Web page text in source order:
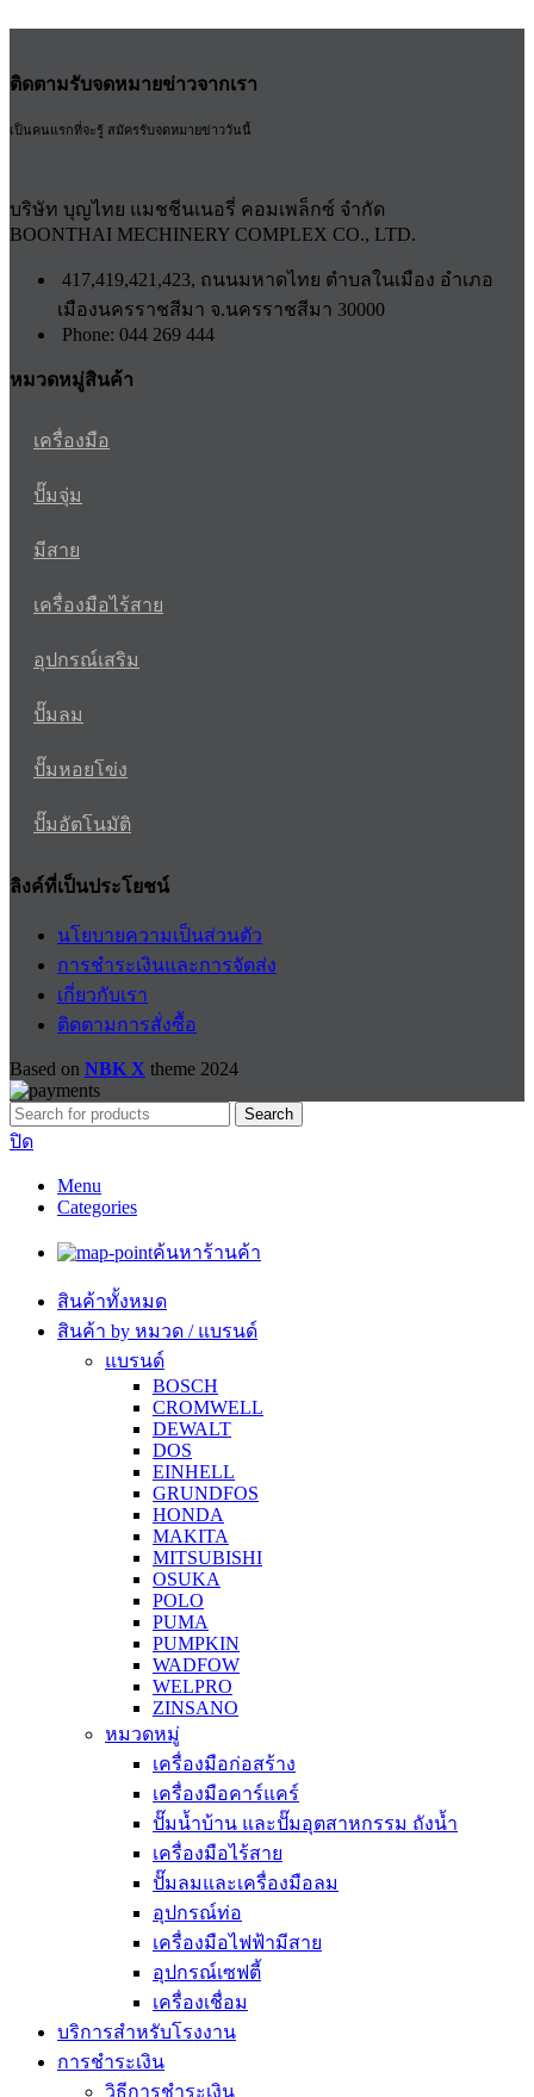
ติดตามรับจดหมายข่าวจากเรา
เป็นคนแรกที่จะรู้ สมัครรับจดหมายข่าววันนี้
บริษัท บุญไทย แมชชีนเนอรี่ คอมเพล็กซ์ จำกัด
BOONTHAI MECHINERY COMPLEX CO., LTD.
417,419,421,423, ถนนมหาดไทย ตำบลในเมือง อำเภอ
เมืองนครราชสีมา จ.นครราชสีมา 30000
Phone: 044 269 444
หมวดหมู่สินค้า
เครื่องมือ
ปั๊มจุ่ม
มีสาย
เครื่องมือไร้สาย
อุปกรณ์เสริม
ปั๊มลม
ปั๊มหอยโข่ง
ปั๊มอัตโนมัติ
ลิงค์ที่เป็นประโยชน์
นโยบายความเป็นส่วนตัว
การชำระเงินและการจัดส่ง
เกี่ยวกับเรา
ติดตามการสั่งซื้อ
Based on NBK X theme 2024
Search
ปิด
Menu
Categories
ค้นหาร้านค้า
สินค้าทั้งหมด
สินค้า by หมวด / แบรนด์
แบรนด์
BOSCH
CROMWELL
DEWALT
DOS
EINHELL
GRUNDFOS
HONDA
MAKITA
MITSUBISHI
OSUKA
POLO
PUMA
PUMPKIN
WADFOW
WELPRO
ZINSANO
หมวดหมู่
เครื่องมือก่อสร้าง
เครื่องมือคาร์แคร์
ปั๊มน้ำบ้าน และปั๊มอุตสาหกรรม ถังน้ำ
เครื่องมือไร้สาย
ปั๊มลมและเครื่องมือลม
อุปกรณ์ท่อ
เครื่องมือไฟฟ้ามีสาย
อุปกรณ์เซฟตี้
เครื่องเชื่อม
บริการสำหรับโรงงาน
การชำระเงิน
วิธีการชำระเงิน